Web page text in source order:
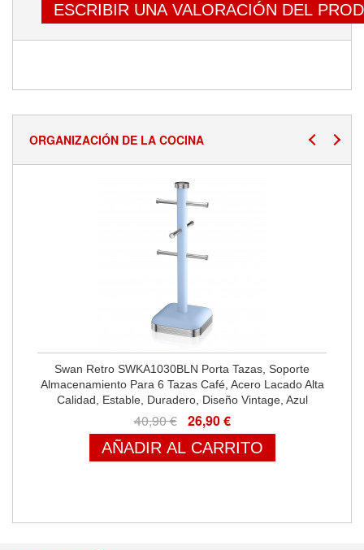
ESCRIBIR UNA VALORACIÓN DEL
ORGANIZACIÓN DE LA COCINA
Swan Retro SWKA1030BLN Porta Tazas, Soporte
Almacenamiento Para 6 Tazas Café, Acero Lacado Alta
Calidad, Estable, Duradero, Diseño Vintage, Azul
40,90 € 26,90 €
AÑADIR AL CARRITO